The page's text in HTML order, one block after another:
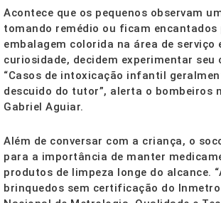
Acontece que os pequenos observam
tomando remédio ou ficam encantados
embalagem colorida na área de serviço
curiosidade, decidem experimentar seu
“Casos de intoxicação infantil
descuido do tutor”, alerta o bombeiros
Gabriel Aguiar.
Além de conversar com a criança, o
para a importância de manter
produtos de limpeza longe do alcance.
brinquedos sem certificação do